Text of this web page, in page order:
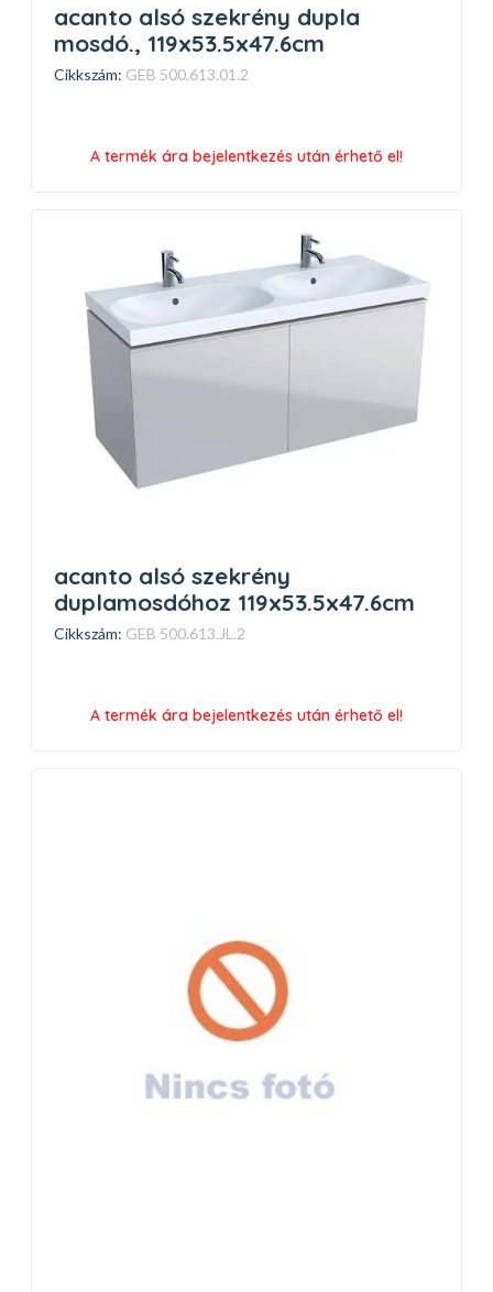
acanto alsó szekrény dupla
mosdó., 119x53.5x47.6cm
Cikkszám: GEB 500.613.01.2
A termék ára bejelentkezés után érhető el!
acanto alsó szekrény
duplamosdóhoz 119x53.5x47.6cm
Cikkszám: GEB 500.613.JL.2
A termék ára bejelentkezés után érhető el!